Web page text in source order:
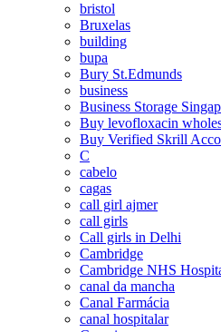
bristol
Bruxelas
building
bupa
Bury St.Edmunds
business
Business Storage
Buy levofloxacin
Buy Verified Skrill
C
cabelo
cagas
call girl ajmer
call girls
Call girls in Delhi
Cambridge
Cambridge NHS
canal da mancha
Canal Farmácia
canal hospitalar